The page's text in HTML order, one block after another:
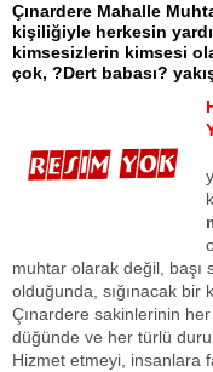
Çınardere Mahalle
kişiliğiyle herkesin
kimsesizlerin kimsesi
çok, ?Dert babası?
muhtar olarak değil, başı
olduğunda, sığınacak bir
Çınardere sakinlerinin
düğünde ve her türlü
Hizmet etmeyi, insanlara